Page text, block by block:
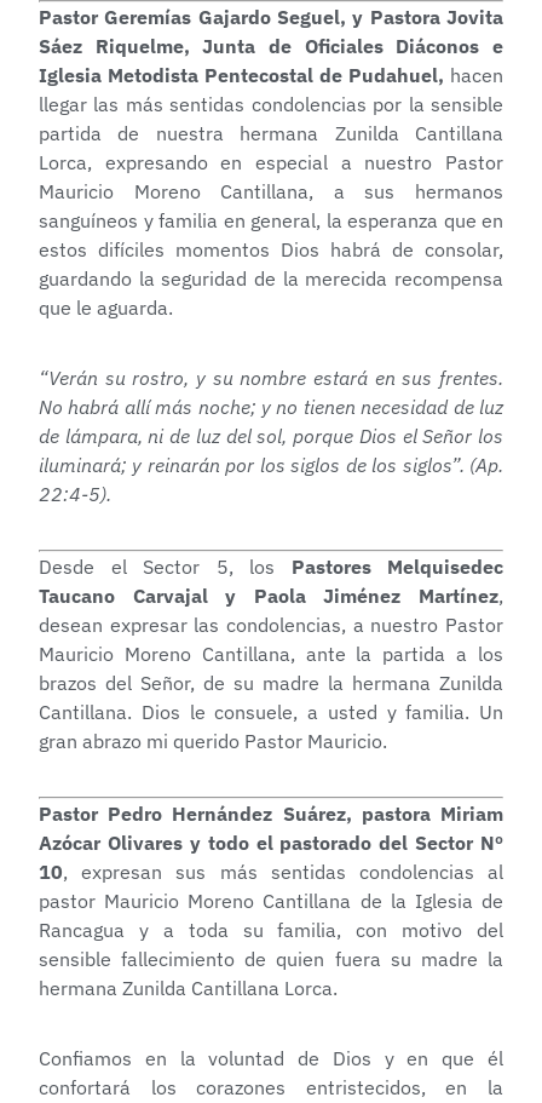
Pastor Geremías Gajardo Seguel, y Pastora Jovita
Sáez Riquelme, Junta de Oficiales Diáconos e
Iglesia Metodista Pentecostal de Pudahuel, hacen
llegar las más sentidas condolencias por la sensible
partida de nuestra hermana Zunilda Cantillana
Lorca, expresando en especial a nuestro Pastor
Mauricio Moreno Cantillana, a sus hermanos
sanguíneos y familia en general, la esperanza que en
estos difíciles momentos Dios habrá de consolar,
guardando la seguridad de la merecida recompensa
que le aguarda.
“Verán su rostro, y su nombre estará en sus frentes.
No habrá allí más noche; y no tienen necesidad de luz
de lámpara, ni de luz del sol, porque Dios el Señor los
iluminará; y reinarán por los siglos de los siglos”. (Ap.
22:4-5).
Desde el Sector 5, los Pastores Melquisedec
Taucano Carvajal y Paola Jiménez Martínez,
desean expresar las condolencias, a nuestro Pastor
Mauricio Moreno Cantillana, ante la partida a los
brazos del Señor, de su madre la hermana Zunilda
Cantillana. Dios le consuele, a usted y familia. Un
gran abrazo mi querido Pastor Mauricio.
Pastor Pedro Hernández Suárez, pastora Miriam
Azócar Olivares y todo el pastorado del Sector Nº
10, expresan sus más sentidas condolencias al
pastor Mauricio Moreno Cantillana de la Iglesia de
Rancagua y a toda su familia, con motivo del
sensible fallecimiento de quien fuera su madre la
hermana Zunilda Cantillana Lorca.
Confiamos en la voluntad de Dios y en que él
confortará los corazones entristecidos, en la